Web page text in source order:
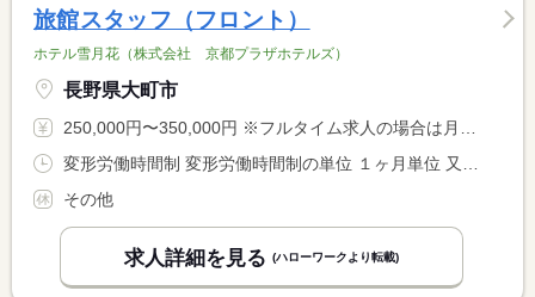
旅館スタッフ（フロント）
ホテル雪月花（株式会社 京都プラザホテルズ）
長野県大町市
250,000円〜350,000円 ※フルタイム求人の場合は月額（換算額）、パート求人の場合は時間額を表示しています。
その他
求人詳細を見る (ハローワークより転載)